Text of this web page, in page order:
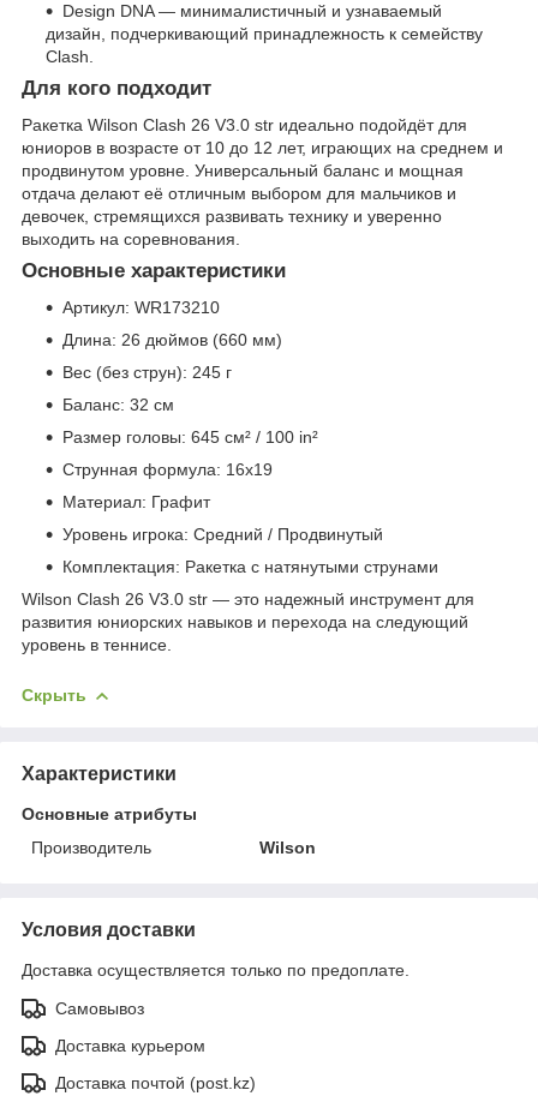
Design DNA — минималистичный и узнаваемый
дизайн, подчеркивающий принадлежность к семейству
Clash.
Для кого подходит
Ракетка Wilson Clash 26 V3.0 str идеально подойдёт для
юниоров в возрасте от 10 до 12 лет, играющих на среднем и
продвинутом уровне. Универсальный баланс и мощная
отдача делают её отличным выбором для мальчиков и
девочек, стремящихся развивать технику и уверенно
выходить на соревнования.
Основные характеристики
Артикул: WR173210
Длина: 26 дюймов (660 мм)
Вес (без струн): 245 г
Баланс: 32 см
Размер головы: 645 см² / 100 in²
Струнная формула: 16x19
Материал: Графит
Уровень игрока: Средний / Продвинутый
Комплектация: Ракетка с натянутыми струнами
Wilson Clash 26 V3.0 str — это надежный инструмент для
развития юниорских навыков и перехода на следующий
уровень в теннисе.
Скрыть
Характеристики
Основные атрибуты
Производитель
Wilson
Условия доставки
Доставка осуществляется только по предоплате.
Самовывоз
Доставка курьером
Доставка почтой (post.kz)